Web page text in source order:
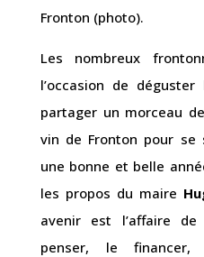
Fronton (photo).
Les nombreux
l’occasion de
partager un morceau
vin de Fronton pour se
une bonne et belle
les propos du maire
avenir est l’affaire
penser, le